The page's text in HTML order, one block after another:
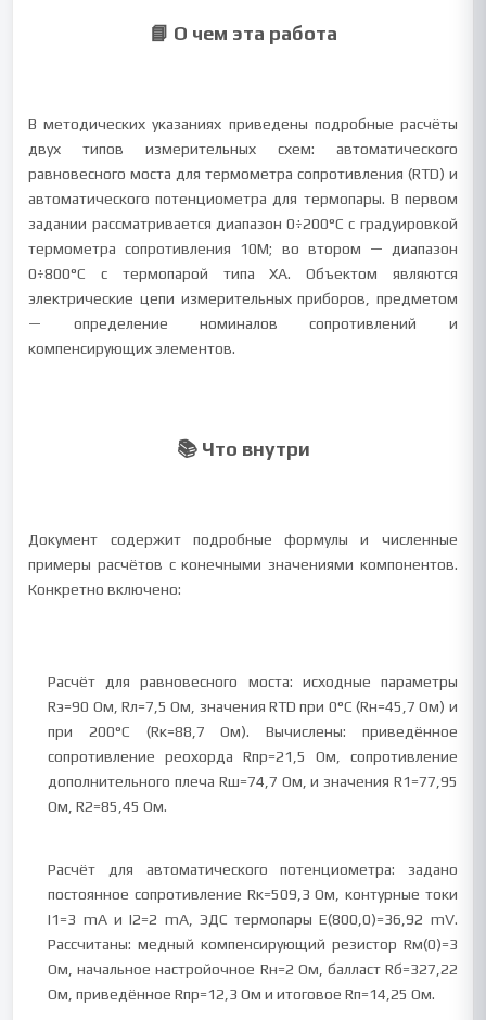
📘 О чем эта работа
В методических указаниях приведены подробные расчёты
двух типов измерительных схем: автоматического
равновесного моста для термометра сопротивления (RTD) и
автоматического потенциометра для термопары. В первом
задании рассматривается диапазон 0÷200°C с градуировкой
термометра сопротивления 10М; во втором — диапазон
0÷800°C с термопарой типа ХА. Объектом являются
электрические цепи измерительных приборов, предметом
— определение номиналов сопротивлений и
компенсирующих элементов.
📚 Что внутри
Документ содержит подробные формулы и численные
примеры расчётов с конечными значениями компонентов.
Конкретно включено:
Расчёт для равновесного моста: исходные параметры
Rэ=90 Ом, Rл=7,5 Ом, значения RTD при 0°C (Rн=45,7 Ом) и
при 200°C (Rк=88,7 Ом). Вычислены: приведённое
сопротивление реохорда Rпр=21,5 Ом, сопротивление
дополнительного плеча Rш=74,7 Ом, и значения R1=77,95
Ом, R2=85,45 Ом.
Расчёт для автоматического потенциометра: задано
постоянное сопротивление Rк=509,3 Ом, контурные токи
I1=3 mA и I2=2 mA, ЭДС термопары E(800,0)=36,92 mV.
Рассчитаны: медный компенсирующий резистор Rм(0)=3
Ом, начальное настройочное Rн=2 Ом, балласт Rб=327,22
Ом, приведённое Rпр=12,3 Ом и итоговое Rп=14,25 Ом.